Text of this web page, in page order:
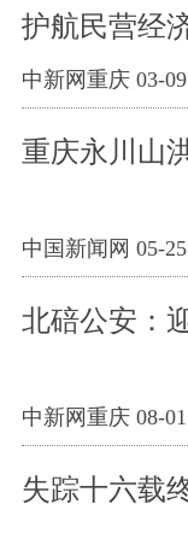
护航民营经
中新网重庆 03-
重庆永川山
中国新闻网 05-
北碚公安：
中新网重庆 08-
失踪十六载